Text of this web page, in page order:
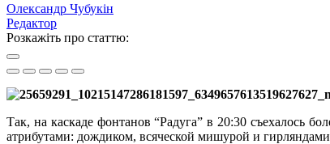
Олександр Чубукін
Редактор
Розкажіть про статтю:
Так, на каскаде фонтанов “Радуга” в 20:30 съехалось
атрибутами: дождиком, всяческой мишурой и